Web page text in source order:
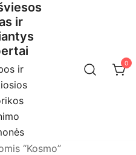
ir
ir
0
“Kosmo”